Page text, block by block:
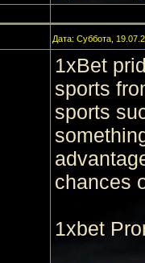
Дата: Суббота,
1xBet
sports
sports
chances
1xbet